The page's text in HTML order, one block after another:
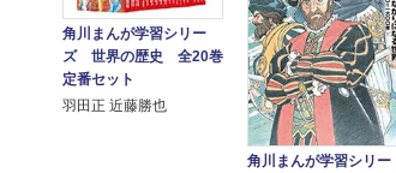
角川まんが学習シリー
ズ 世界の歴史 全20巻
定番セット
羽田正 近藤勝也
角川まんが学習シリー